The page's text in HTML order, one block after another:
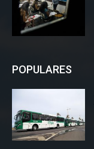
POPULARES